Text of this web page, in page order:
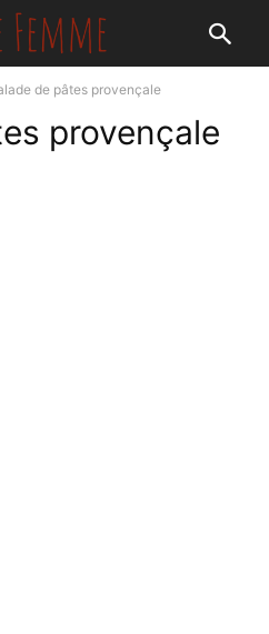
de pâtes provençale
provençale